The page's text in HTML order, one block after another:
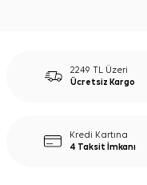
2249 TL Üzeri
Ücretsiz Kargo
Kredi Kartına
4 Taksit İmkanı